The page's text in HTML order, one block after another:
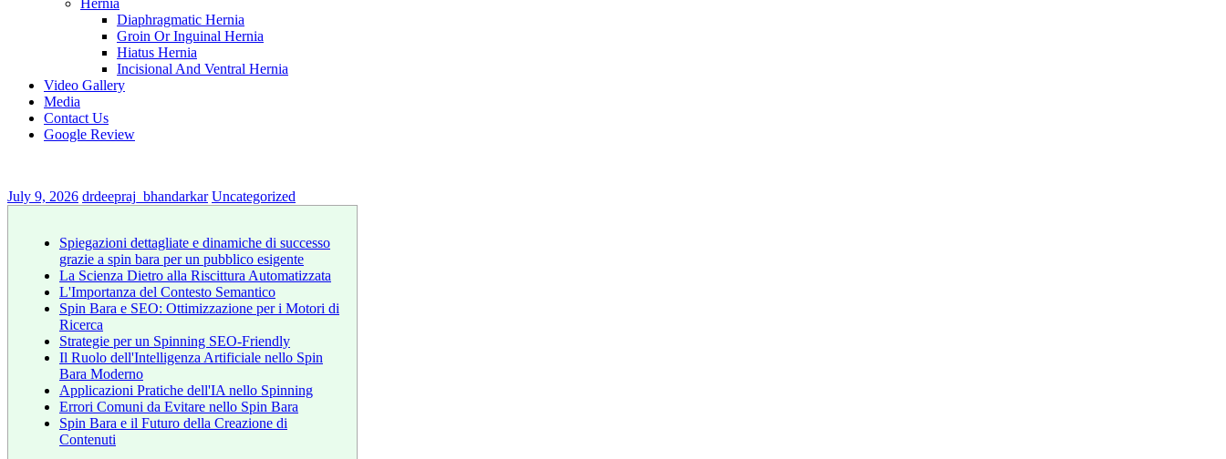
Hernia
Diaphragmatic Hernia
Groin Or Inguinal Hernia
Hiatus Hernia
Incisional And Ventral Hernia
Video Gallery
Media
Contact Us
Google Review
July 9, 2026 drdeepraj_bhandarkar Uncategorized
Spiegazioni dettagliate e dinamiche di successo
grazie a spin bara per un pubblico esigente
La Scienza Dietro alla Riscittura Automatizzata
L'Importanza del Contesto Semantico
Spin Bara e SEO: Ottimizzazione per i Motori di
Ricerca
Strategie per un Spinning SEO-Friendly
Il Ruolo dell'Intelligenza Artificiale nello Spin
Bara Moderno
Applicazioni Pratiche dell'IA nello Spinning
Errori Comuni da Evitare nello Spin Bara
Spin Bara e il Futuro della Creazione di
Contenuti